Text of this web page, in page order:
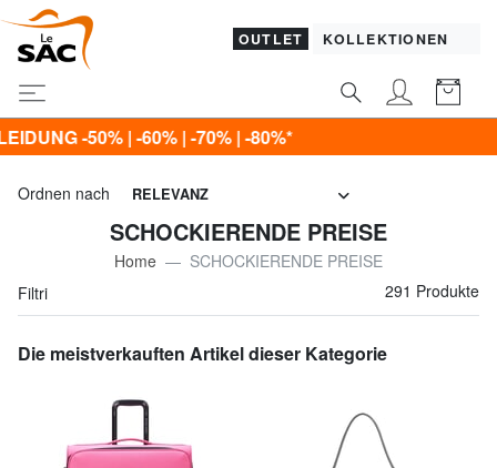
OUTLET KOLLEKTIONEN
Ordnen nach RELEVANZ
SCHOCKIERENDE PREISE
Home
SCHOCKIERENDE PREISE
Filtri
291 Produkte
Die meistverkauften Artikel dieser Kategorie